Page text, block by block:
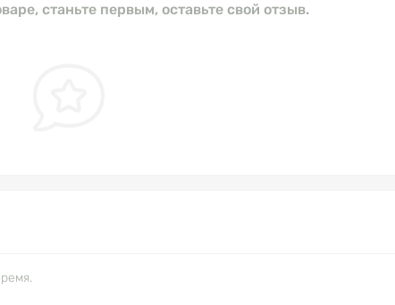
станьте первым, оставьте свой отзыв.